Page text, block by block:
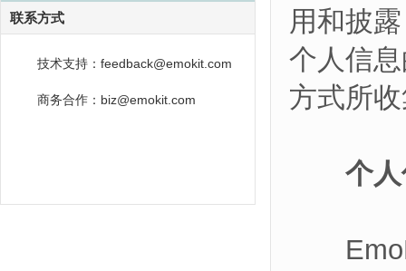
联系方式
技术支持：feedback@emokit.com
商务合作：biz@emokit.com
用和披
个人信
方式所
个